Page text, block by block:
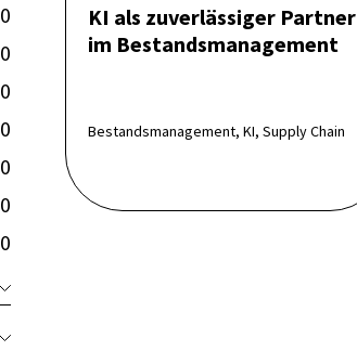
0
0
0
0
0
0
0
KI als zuverlässiger Partner
im Bestands­management
Bestandsmanagement, KI, Supply Chain